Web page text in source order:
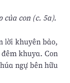
của con (c. 5a).
lời khuyên bảo,
khuya. Con
ngự bên hữu